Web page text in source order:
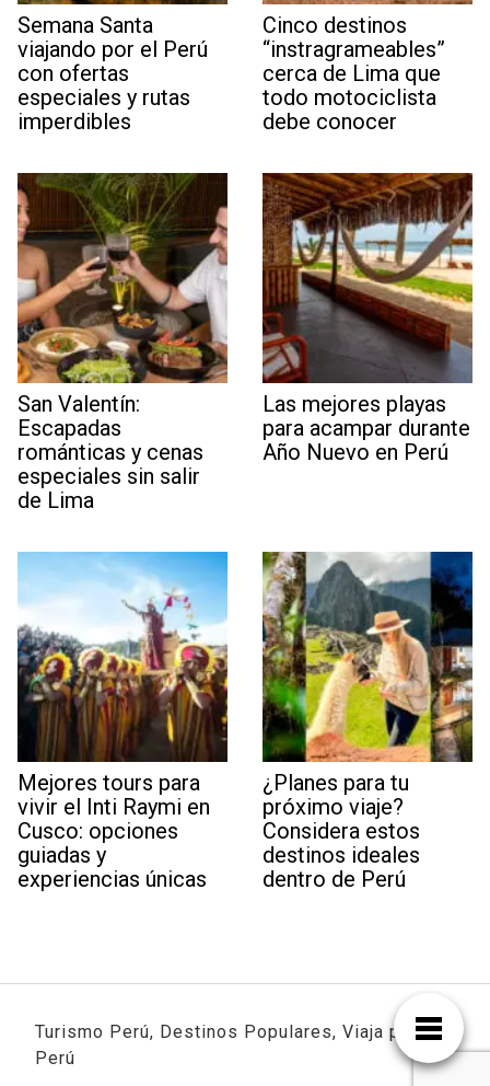
Semana Santa
viajando por el Perú
con ofertas
especiales y rutas
imperdibles
Cinco destinos
“instragrameables”
cerca de Lima que
todo motociclista
debe conocer
San Valentín:
Escapadas
románticas y cenas
especiales sin salir
de Lima
Las mejores playas
para acampar durante
Año Nuevo en Perú
Mejores tours para
vivir el Inti Raymi en
Cusco: opciones
guiadas y
experiencias únicas
¿Planes para tu
próximo viaje?
Considera estos
destinos ideales
dentro de Perú
Turismo Perú, Destinos Populares, Viaja por
Perú